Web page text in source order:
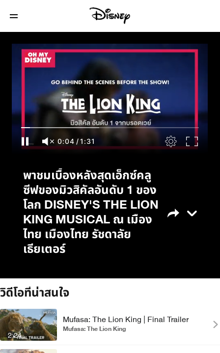
พาชมเบื้องหลังสุดเอ็กซ์คลูซีฟของมิวสิคัล
อันดับ 1 ของโลก DISNEY'S THE LION KING
MUSICAL ณ เมืองไทย เมืองไทย รัชดาลัย
เธียเตอร์
0:05 /1:31
พาชมเบื้องหลังสุดเอ็กซ์คลู
ซีฟของมิวสิคัลอันดับ 1 ของ
โลก DISNEY'S THE LION
KING MUSICAL ณ เมือง
ไทย เมืองไทย รัชดาลัย
เธียเตอร์
วิดีโอที่น่าสนใจ
2:24
Mufasa: The Lion King | Final Trailer
Mufasa: The Lion King